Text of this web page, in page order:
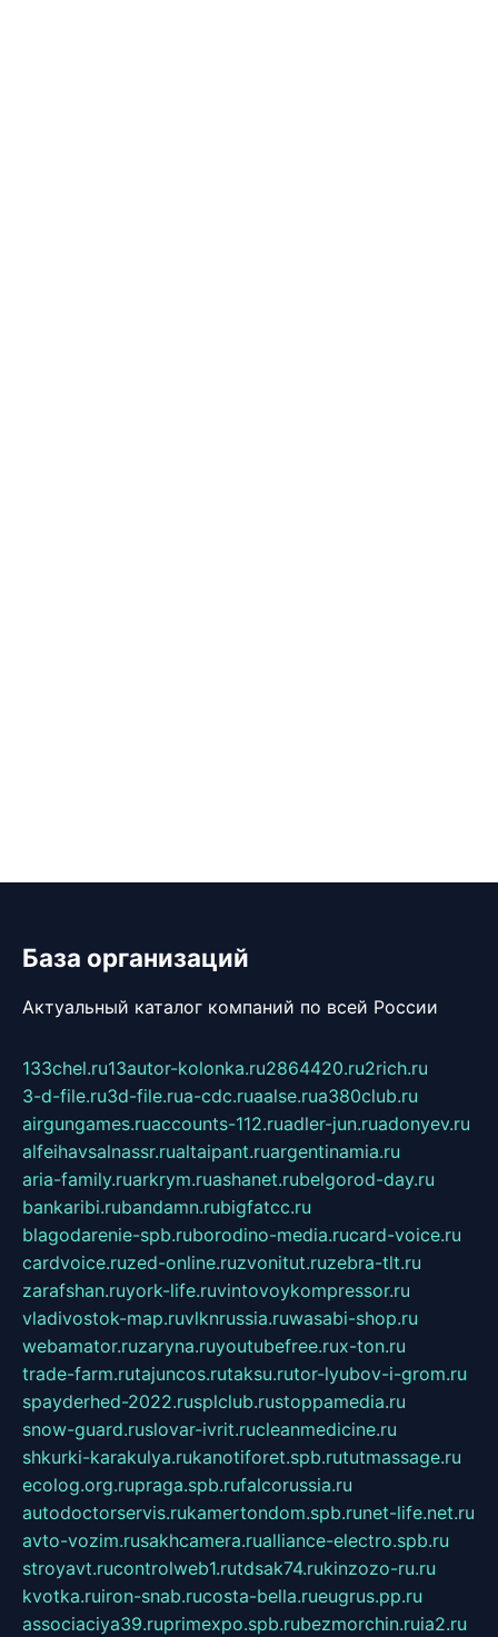
База организаций
Актуальный каталог компаний по всей России
133chel.ru13autor-kolonka.ru2864420.ru2rich.ru
3-d-file.ru3d-file.rua-cdc.ruaalse.rua380club.ru
airgungames.ruaccounts-112.ruadler-jun.ruadonyev.ru
alfeihavsalnassr.rualtaipant.ruargentinamia.ru
aria-family.ruarkrym.ruashanet.rubelgorod-day.ru
bankaribi.rubandamn.rubigfatcc.ru
blagodarenie-spb.ruborodino-media.rucard-voice.ru
cardvoice.ruzed-online.ruzvonitut.ruzebra-tlt.ru
zarafshan.ruyork-life.ruvintovoykompressor.ru
vladivostok-map.ruvlknrussia.ruwasabi-shop.ru
webamator.ruzaryna.ruyoutubefree.rux-ton.ru
trade-farm.rutajuncos.rutaksu.rutor-lyubov-i-grom.ru
spayderhed-2022.rusplclub.rustoppamedia.ru
snow-guard.ruslovar-ivrit.rucleanmedicine.ru
shkurki-karakulya.rukanotiforet.spb.rututmassage.ru
ecolog.org.rupraga.spb.rufalcorussia.ru
autodoctorservis.rukamertondom.spb.runet-life.net.ru
avto-vozim.rusakhcamera.rualliance-electro.spb.ru
stroyavt.rucontrolweb1.rutdsak74.rukinzozo-ru.ru
kvotka.ruiron-snab.rucosta-bella.rueugrus.pp.ru
associaciya39.ruprimexpo.spb.rubezmorchin.ruia2.ru